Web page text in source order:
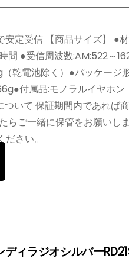
安定受信 【商品サイズ】 ●
間 ●受信周波数:AM:522～
乾電池除く）●パッケー
付属品:モノラルイヤホ
いて 保証期間内であれば
らご一緒に保管をお願い
さい。
ィラジオシルバー